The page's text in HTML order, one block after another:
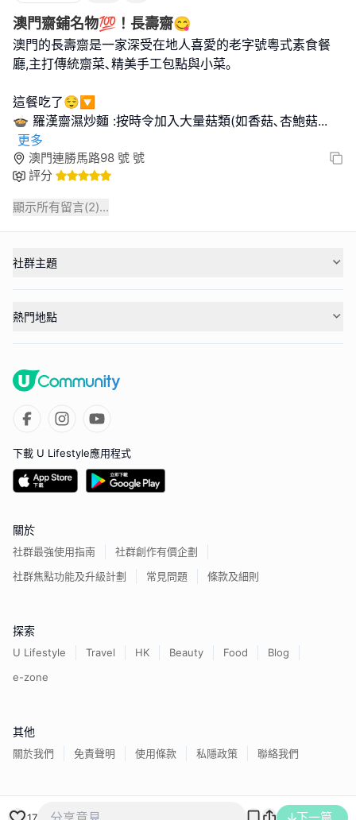
澳門齋鋪名物💯！長壽齋😋
澳門的長壽齋是一家深受在地人喜愛的老字號粵式素食餐
廳,主打傳統齋菜､精美手工包點與小菜｡
這餐吃了😌🔽
🍲 羅漢齋濕炒麵 :按時令加入大量菇類(如香菇､杏鮑菇...
更多
澳門連勝馬路98 號 號
評分
顯示所有留言(2)...
17
社群主題
熱門地點
下載 U Lifestyle應用程式
關於
社群最強使用指南
社群創作有價企劃
社群焦點功能及升級計劃
常見問題 條款及細則
探索
U Lifestyle Travel HK Beauty Food
Blog
e-zone
其他
關於我們 免責聲明 使用條款 私隱政策 聯絡我們
香港經濟日報版權所有©